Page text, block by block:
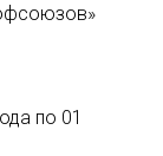
по 01